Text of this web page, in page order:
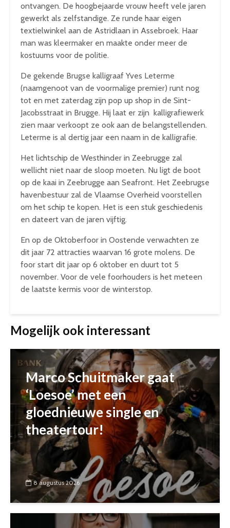
ontvangen. De hoogbejaarde vrouw heeft vele jaren
gewerkt als zelfstandige. Ze runde haar eigen
textielwinkel aan de Astridlaan in Assebroek. Haar
man was kleermaker en maakte onder meer de
kostuums voor de politie.
De gekende Brugse kalligraaf Yves Leterme
(naamgenoot van de voormalige premier) runt nog
tot en met zaterdag zijn pop up shop in de Sint-
Jacobsstraat in Brugge. Hij laat er zijn kalligrafiewerk
zien maar verkoopt ze ook aan de belangstellenden.
Leterme is al dertig jaar een naam in de kalligrafie.
Het lichtschip de Westhinder in Zeebrugge zal
wellicht niet naar de sloop moeten. Nu ligt de boot
op de kaai in Zeebrugge aan Seafront. Het Zeebrugse
havenbestuur zal de Vlaamse Overheid voorstellen
om het schip te kopen. Het is een stuk geschiedenis
en dateert van de jaren vijftig.
En op de Oktoberfoor in Oostende verwachten ze
dit jaar 72 attracties waarvan 16 grote molens. De
foor start dit jaar op 6 oktober en duurt tot 5
november. Voor de vele foorhouders is het meteen
de laatste kermis voor de winterstop.
Mogelijk ook interessant
Marco Schuitmaker gaat
‘Loesoe’ met een
gloednieuwe single en
theatertour!
8 augustus 2026